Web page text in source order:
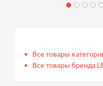
Все товары
Все товары бренда